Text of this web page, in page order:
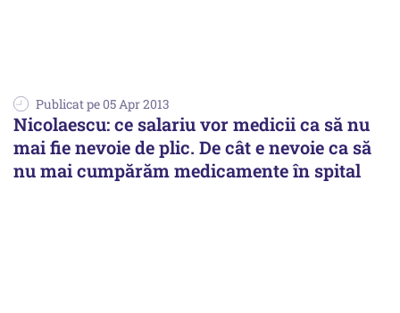
Publicat pe 05 Apr 2013
Nicolaescu: ce salariu vor medicii ca să nu
mai fie nevoie de plic. De cât e nevoie ca să
nu mai cumpărăm medicamente în spital